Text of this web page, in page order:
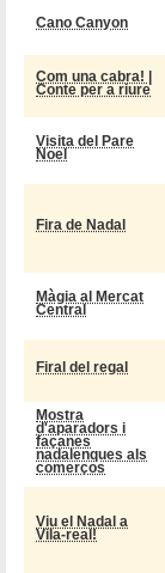
Cano Canyon
Com una cabra! |
Conte per a riure
Visita del Pare
Noel
Fira de Nadal
Màgia al Mercat
Central
Firal del regal
Mostra
d'aparadors i
façanes
nadalenques als
comerços
Viu el Nadal a
Vila-real!